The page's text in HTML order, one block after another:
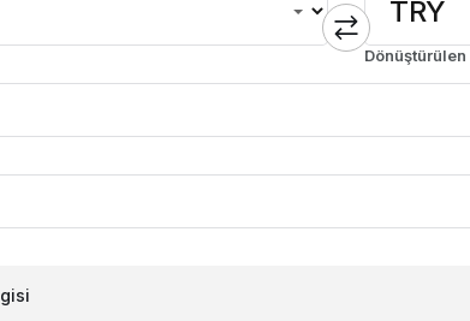
TL ?
TL ?
Dönüştürülen